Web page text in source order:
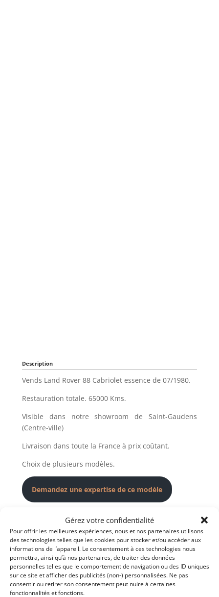
Gérez votre confidentialité
Pour offrir les meilleures expériences, nous et nos partenaires utilisons
des technologies telles que les cookies pour stocker et/ou accéder aux
informations de l’appareil. Le consentement à ces technologies nous
permettra, ainsi qu’à nos partenaires, de traiter des données
personnelles telles que le comportement de navigation ou des ID uniques
sur ce site et afficher des publicités (non-) personnalisées. Ne pas
consentir ou retirer son consentement peut nuire à certaines
fonctionnalités et fonctions.
Description
Vends Land Rover 88 Cabriolet essence de 07/1980.
Restauration totale. 65000 Kms.
Visible dans notre showroom de Saint-Gaudens
(Centre-ville)
Livraison dans toute la France à prix coûtant.
Choix de plusieurs modèles.
Demandez une expertise de ce modèle
Partager cette annonce